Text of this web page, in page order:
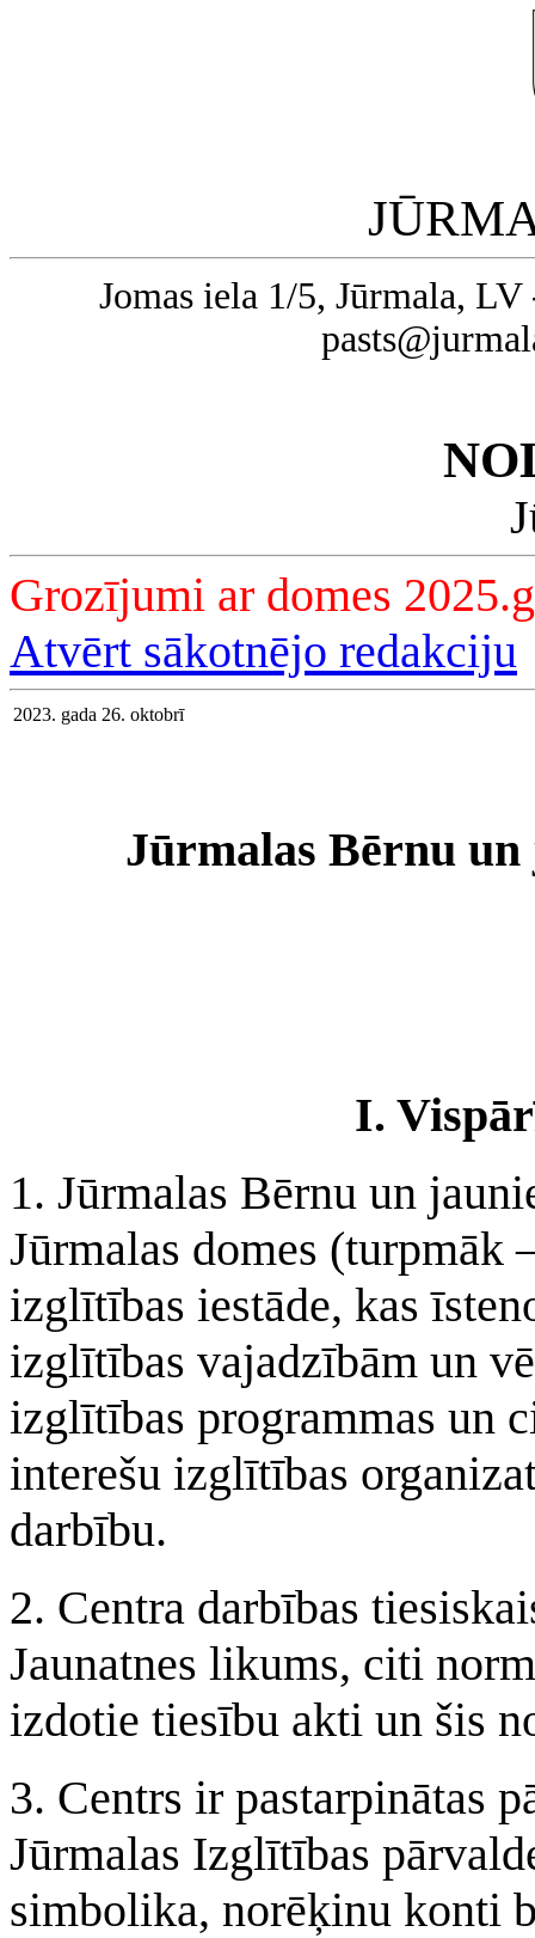
Jomas iela 1/5, Jūrmala,
Grozījumi ar domes
Atvērt sākotnējo redakciju
2023. gada 26. oktobrī
Jūrmalas Bērnu
I.
1. Jūrmalas Bērnu un
Jūrmalas domes (turpmāk
izglītības iestāde, kas
izglītības vajadzībām un
izglītības programmas un
interešu izglītības
darbību.
2. Centra darbības
Jaunatnes likums, citi
izdotie tiesību akti un šis
3. Centrs ir pastarpinātas
Jūrmalas Izglītības
simbolika, norēķinu konti